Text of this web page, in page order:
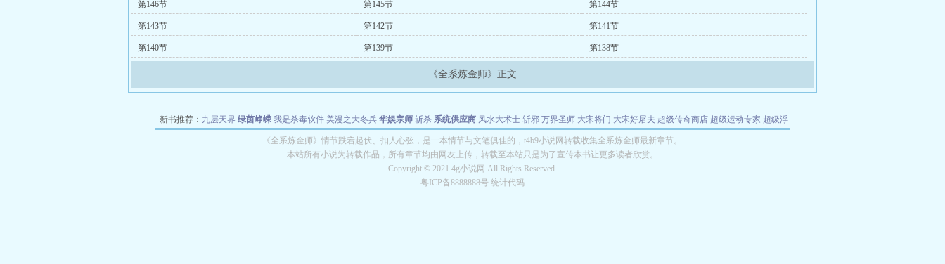
第146节 第145节 第144节
第143节 第142节 第141节
第140节 第139节 第138节
《全系炼金师》正文
新书推荐： 九层天界 绿茵峥嵘 我是杀毒软件 美漫之大冬兵 华娱宗师 斩杀 系统供应商 风水大术士 斩邪 万界圣师 大宋将门 大宋好屠夫 超级传奇商店 超级运动专家 超级浮
教练万岁 都市全能巨星 绝对交易 全职武神 位面复制大师 华娱特效大亨 原始大厨王 怪物聊天群 某美漫的特工 我夺舍了魔皇
长别打脸
《全系炼金师》情节跌宕起伏、扣人心弦，是一本情节与文笔俱佳的，t4b9小说网转载收集全系炼金师最新章节。
本站所有小说为转载作品，所有章节均由网友上传，转载至本站只是为了宣传本书让更多读者欣赏。
Copyright © 2021 4g小说网 All Rights Reserved.
粤ICP备8888888号 统计代码